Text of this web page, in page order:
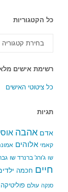
כל הקטגוריות
הקטגוריות
רשימת אישים
כל ציטוטי האישים
תגיות
אדם אהבה
קאמי אלוהים
שו ג'ורג' ברנרד שו
חיים חכמה
סנקה עולם פוליטיקה